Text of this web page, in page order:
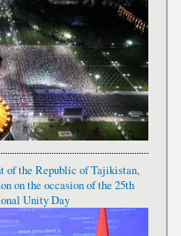
of the Republic of Tajikistan,
on the occasion of the 25th
Unity Day